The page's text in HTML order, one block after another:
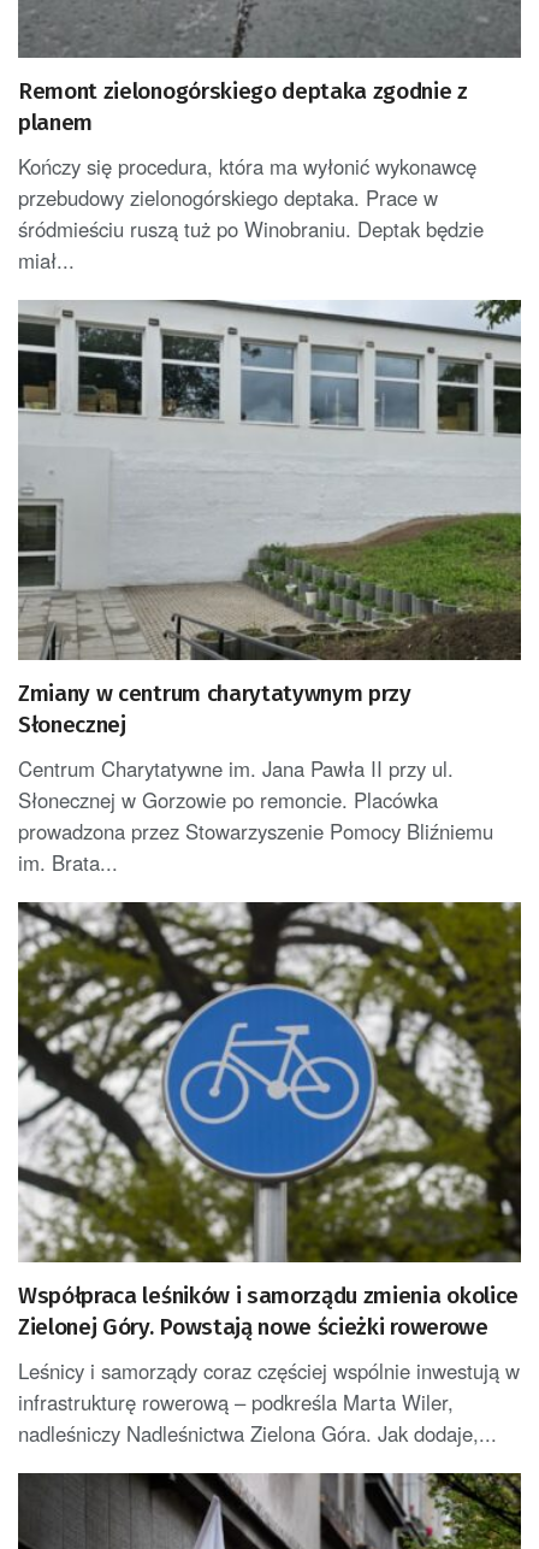
Remont zielonogórskiego deptaka zgodnie z
planem
Kończy się procedura, która ma wyłonić wykonawcę
przebudowy zielonogórskiego deptaka. Prace w
śródmieściu ruszą tuż po Winobraniu. Deptak będzie
miał...
Zmiany w centrum charytatywnym przy
Słonecznej
Centrum Charytatywne im. Jana Pawła II przy ul.
Słonecznej w Gorzowie po remoncie. Placówka
prowadzona przez Stowarzyszenie Pomocy Bliźniemu
im. Brata...
Współpraca leśników i samorządu zmienia okolice
Zielonej Góry. Powstają nowe ścieżki rowerowe
Leśnicy i samorządy coraz częściej wspólnie inwestują w
infrastrukturę rowerową – podkreśla Marta Wiler,
nadleśniczy Nadleśnictwa Zielona Góra. Jak dodaje,...